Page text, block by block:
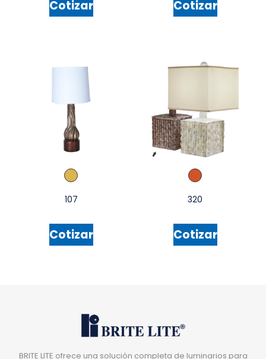
Cotizar Cotizar
107
Cotizar
320
Cotizar
BRITE LITE ofrece una solución completa de luminarios para